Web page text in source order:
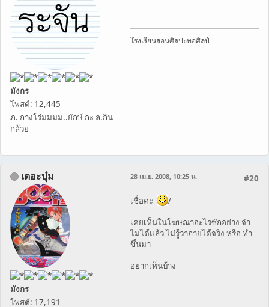
มังกร
โพสต์: 12,445
ภ. กางโร่มมมม..ยักษ์ กะ ล.กิน
กล้วย
โรงเรียนสอนศิลปะทอศิลป์
เดอะบุ๋ม
มังกร
โพสต์: 17,191
#20
28 เม.ย. 2008, 10:25 น.
เชื่อค่ะ
/
เคยเห็นในโฆษณาอะไรซักอย่าง จำ
ไม่ได้แล้ว ไม่รู้ว่าถ่ายได้จริง หรือ ทำ
ขึ้นมา
อยากเห็นบ้าง